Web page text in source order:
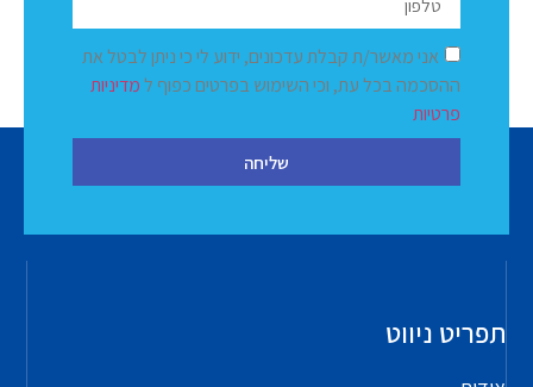
אני מאשר/ת קבלת עדכונים, ידוע לי כי ניתן לבטל את
ההסכמה בכל עת, וכי השימוש בפרטים כפוף למדיניות
פרטיות
שליחה
תפריט ניווט